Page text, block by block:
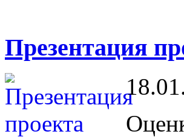
Презентация